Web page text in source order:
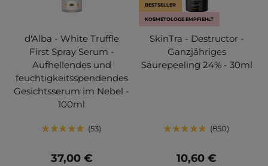
d'Alba - White Truffle
First Spray Serum -
Aufhellendes und
feuchtigkeitsspendendes
Gesichtsserum im Nebel -
100ml
53
37,00 €
BESTSELLER
KOSMETOLOGE EMPFIEHLT
SkinTra - Destructor -
Ganzjähriges
Säurepeeling 24% - 30ml
850
10,60 €